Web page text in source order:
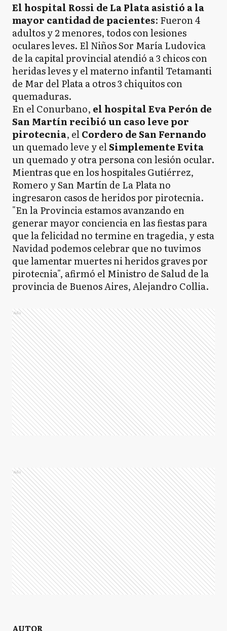
El hospital Rossi de La Plata asistió a la
mayor cantidad de pacientes: Fueron 4
adultos y 2 menores, todos con lesiones
oculares leves. El Niños Sor María Ludovica
de la capital provincial atendió a 3 chicos con
heridas leves y el materno infantil Tetamanti
de Mar del Plata a otros 3 chiquitos con
quemaduras.
En el Conurbano, el hospital Eva Perón de
San Martín recibió un caso leve por
pirotecnia, elCordero de San Fernando
un quemado leve y elSimplemente Evita
un quemado y otra persona con lesión ocular.
Mientras que en los hospitales Gutiérrez,
Romero y San Martín de La Plata no
ingresaron casos de heridos por pirotecnia.
"En la Provincia estamos avanzando en
generar mayor conciencia en las fiestas para
que la felicidad no termine en tragedia, y esta
Navidad podemos celebrar que no tuvimos
que lamentar muertes ni heridos graves por
pirotecnia", afirmó el Ministro de Salud de la
provincia de Buenos Aires, Alejandro Collia.
Ads
Ads
AUTOR